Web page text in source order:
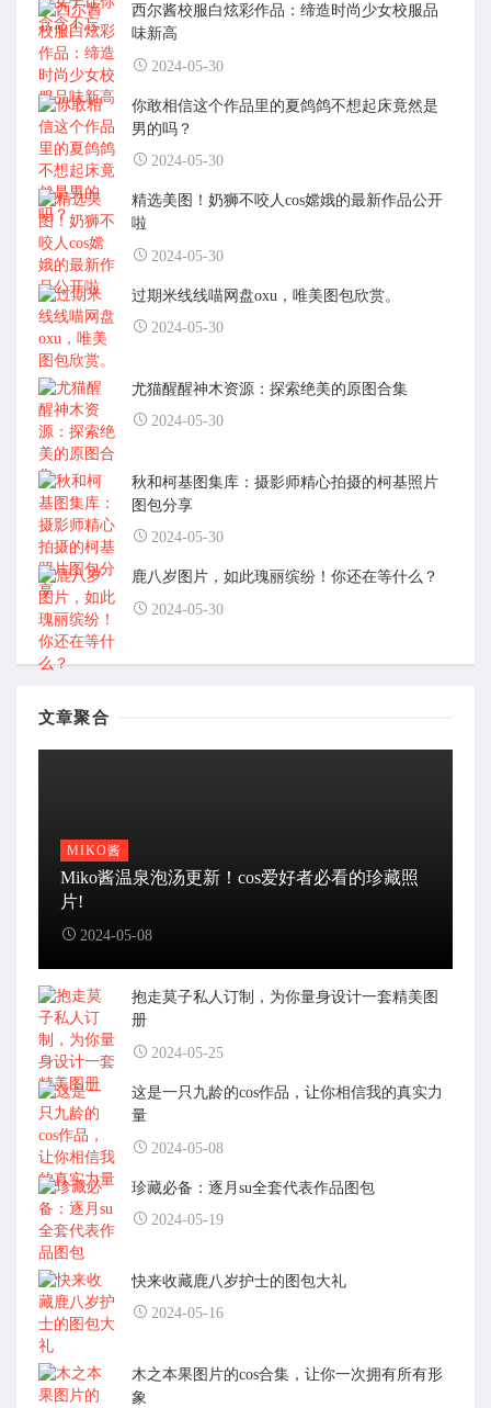
西尔酱校服白炫彩作品：缔造时尚少女校服品
味新高
2024-05-30
你敢相信这个作品里的夏鸽鸽不想起床竟然是
男的吗？
2024-05-30
精选美图！奶狮不咬人cos嫦娥的最新作品公开
啦
2024-05-30
过期米线线喵网盘oxu，唯美图包欣赏。
2024-05-30
尤猫醒醒神木资源：探索绝美的原图合集
2024-05-30
秋和柯基图集库：摄影师精心拍摄的柯基照片
图包分享
2024-05-30
鹿八岁图片，如此瑰丽缤纷！你还在等什么？
2024-05-30
文章聚合
MIKO酱
Miko酱温泉泡汤更新！cos爱好者必看的珍藏照
片!
2024-05-08
抱走莫子私人订制，为你量身设计一套精美图
册
2024-05-25
这是一只九龄的cos作品，让你相信我的真实力
量
2024-05-08
珍藏必备：逐月su全套代表作品图包
2024-05-19
快来收藏鹿八岁护士的图包大礼
2024-05-16
木之本果图片的cos合集，让你一次拥有所有形
象